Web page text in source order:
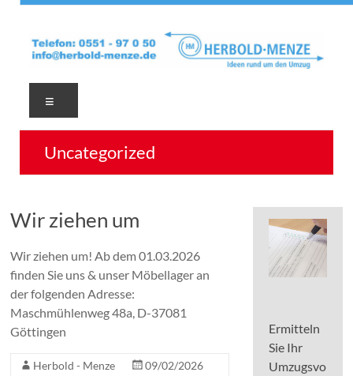
Zum
springenIdeen
rund
–
regional
weltweit
37079
Göttingen
Uncategorized
Wir ziehen um
Wir ziehen um! Ab dem 01.03.2026
finden Sie uns & unser Möbellager an
der folgenden Adresse:
Maschmühlenweg 48a, D-37081
Göttingen
Herbold - Menze
09/02/2026
Ermitteln
Sie Ihr
Umzugsvo